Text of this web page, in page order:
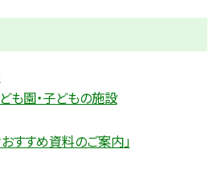
も園・子どもの施設
すめ資料のご案内」